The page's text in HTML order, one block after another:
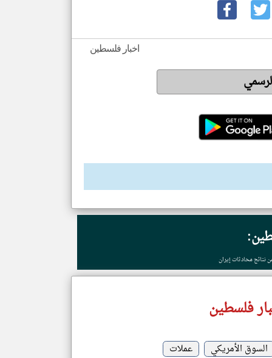
اخبار فلسطين
نتائج محادثات إيران
فلسطين
السوق الأمريكي عملات